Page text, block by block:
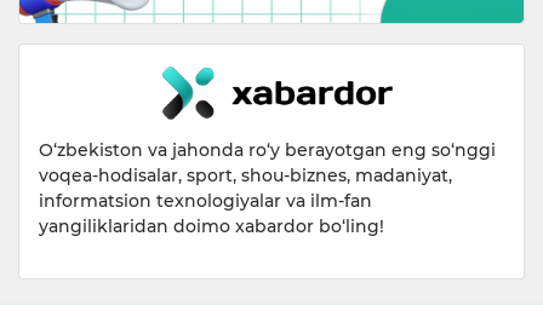
O‘zbekiston va jahonda ro‘y berayotgan eng so‘nggi
voqea-hodisalar, sport, shou-biznes, madaniyat,
informatsion texnologiyalar va ilm-fan
yangiliklaridan doimo xabardor bo‘ling!